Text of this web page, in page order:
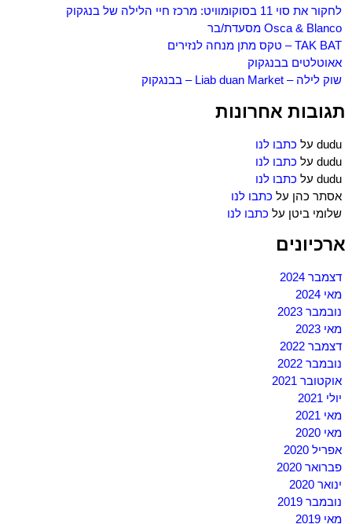
לחקור את סוי 11 בסוקומוויט: מרכז חיי הלילה של בנגקוק
Osca & Blanco מסעדת/בר
TAK BAT – טקס מתן מנחה לנזירים
אאוטלטים בבנגקוק
שוק לילה – Liab duan Market – בבנגקוק
תגובות אחרונות
dudu על כתבו לנו
dudu על כתבו לנו
dudu על כתבו לנו
אסתר כהן על כתבו לנו
שלומי ביטן על כתבו לנו
ארכיונים
דצמבר 2024
מאי 2024
נובמבר 2023
מאי 2023
דצמבר 2022
נובמבר 2022
אוקטובר 2021
יולי 2021
מאי 2021
מאי 2020
אפריל 2020
פברואר 2020
ינואר 2020
נובמבר 2019
מאי 2019